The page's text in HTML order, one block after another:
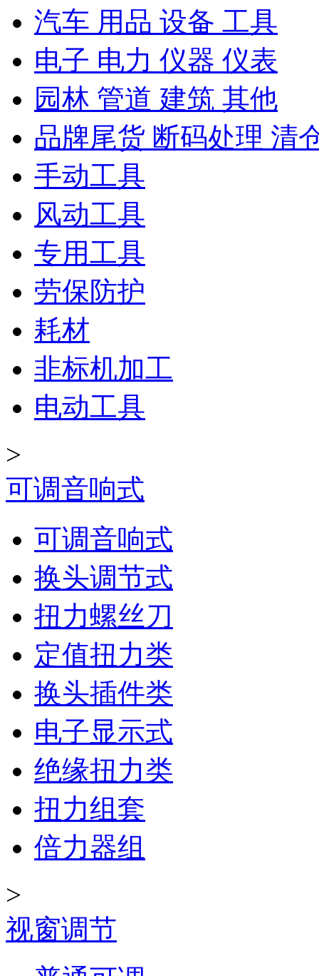
汽车 用品 设备 工具
电子 电力 仪器 仪表
园林 管道 建筑 其他
品牌尾货 断码处理 清
手动工具
风动工具
专用工具
劳保防护
耗材
非标机加工
电动工具
>
可调音响式
可调音响式
换头调节式
扭力螺丝刀
定值扭力类
换头插件类
电子显示式
绝缘扭力类
扭力组套
倍力器组
>
视窗调节